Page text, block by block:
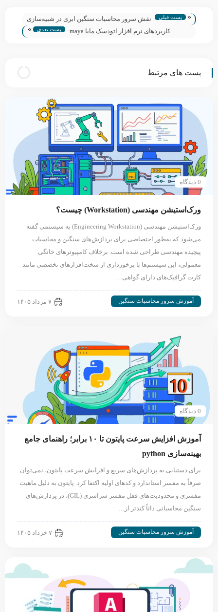
« پست قبلی
نقش سرور محاسبات سنگین ابری در شبیه‌سازی‌
های پزشکی
کاربردهای نرم افزار اتودسک مایا maya پست بعدی »
پست های مرتبط
0 دیدگاه
ورک‌استیشن مهندسی (Workstation) چیست؟
ورک‌استیشن مهندسی (Engineering Workstation) به سیستمی گفته
می‌شود که به‌طور اختصاصی برای پردازش‌های سنگین و محاسبات
پیچیده مهندسی طراحی شده است. برخلاف کامپیوترهای خانگی
معمولی، این سیستم‌ها با برخورداری از سخت‌افزارهای تخصصی مانند
کارت گرافیک‌های دارای گواهی…
آموزش سرور محاسبات سنگین ۷ مرداد ۱۴۰۵
0 دیدگاه
آموزش افزایش سرعت پایتون تا ۱۰ برابر؛ راهنمای جامع
بهینه‌سازی python
برای دستیابی به پردازش‌های سریع و افزایش سرعت پایتون، نمی‌توان
صرفاً به مفسر استاندارد و کدهای اولیه اکتفا کرد. پایتون به دلیل ماهیت
مفسری و محدودیت‌های قفل مفسر سراسری (GIL)، در پردازش‌های
سنگین محاسباتی ذاتاً کندتر از…
آموزش سرور محاسبات سنگین ۷ خرداد ۱۴۰۵